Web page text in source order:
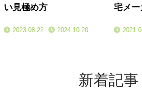
い見極め方
2023.08.22 2024.10.20
宅メ
新着記事